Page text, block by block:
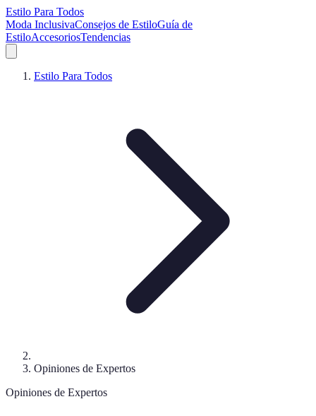
Estilo Para Todos
Moda InclusivaConsejos de EstiloGuía de
EstiloAccesoriosTendencias
Estilo Para Todos
Opiniones de Expertos
Opiniones de Expertos